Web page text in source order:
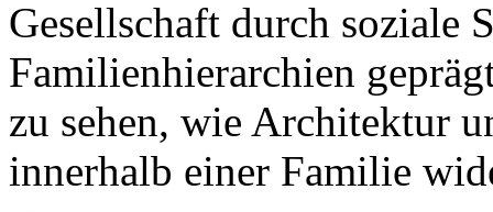
Gesellschaft durch soziale
Familienhierarchien
zu sehen, wie Architektur
innerhalb einer Familie